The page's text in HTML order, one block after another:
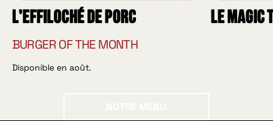
L'effiloché de porc
BURGER OF THE MONTH
Disponible en août.
Le Magic